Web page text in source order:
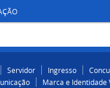
Servidor Ingresso
Marca e Identidade